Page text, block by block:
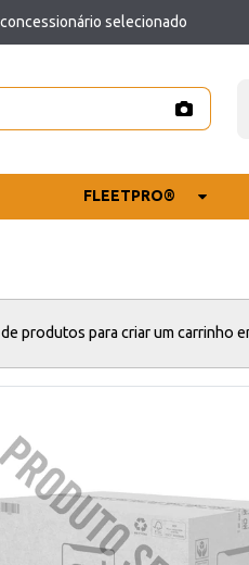
selecionado
FLEETPRO®
produtos para criar um carrinho